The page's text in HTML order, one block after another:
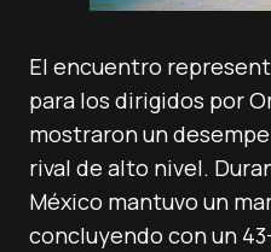
El encuentro
para los dirigidos por
mostraron un
rival de alto nivel.
México mantuvo un
concluyendo con un